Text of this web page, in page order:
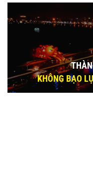
KHÔNG BẠO